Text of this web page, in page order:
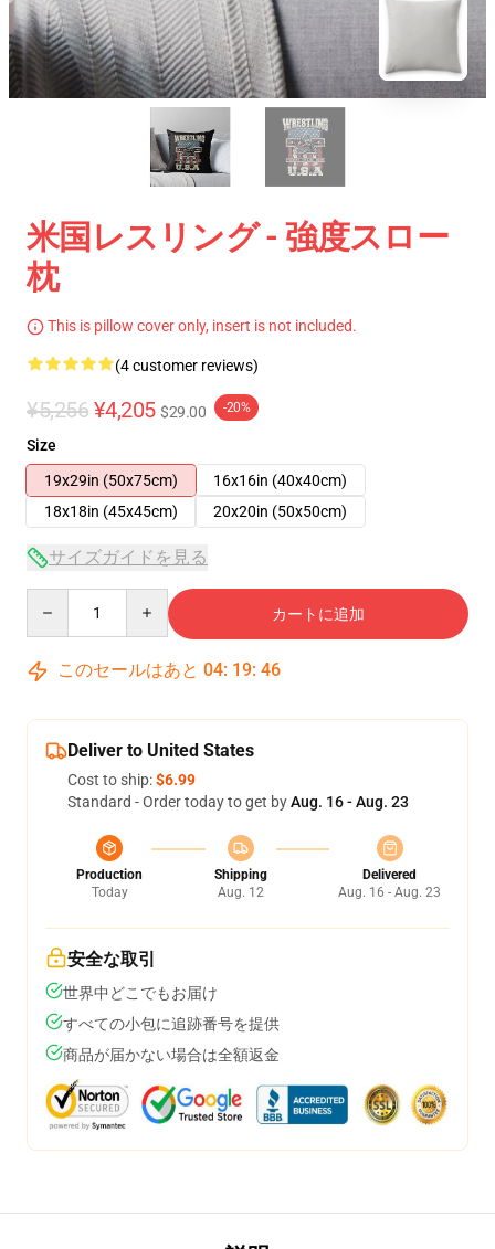
米国レスリング - 強度スロー
枕
This is pillow cover only, insert is not included.
(4 customer reviews)
¥5,256 ¥4,205 $29.00 -20%
Size
19x29in (50x75cm)
16x16in (40x40cm)
18x18in (45x45cm)
20x20in (50x50cm)
サイズガイドを見る
カートに追加
このセールはあと 04: 19: 46
Deliver to United States
Cost to ship:$6.99
Standard - Order today to get byAug. 16 - Aug. 23
Production
Today
Shipping
Aug. 12
Delivered
Aug. 16 - Aug. 23
安全な取引
世界中どこでもお届け
すべての小包に追跡番号を提供
商品が届かない場合は全額返金